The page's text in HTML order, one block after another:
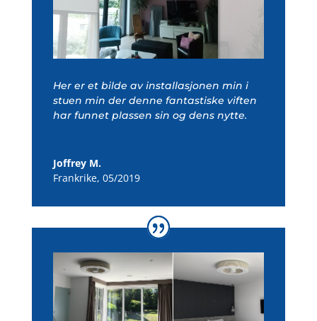
Her er et bilde av installasjonen min i
stuen min der denne fantastiske viften
har funnet plassen sin og dens nytte.
Joffrey M.
Frankrike, 05/2019